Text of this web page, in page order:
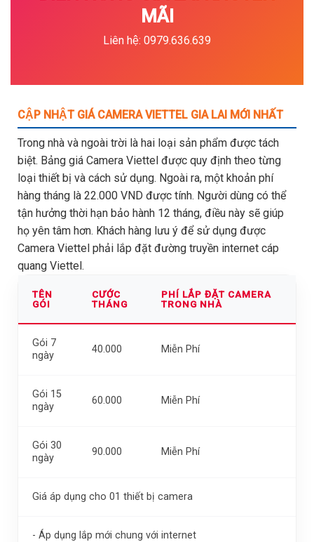
MÃI
Liên hệ: 0979.636.639
CẬP NHẬT GIÁ CAMERA VIETTEL GIA LAI MỚI NHẤT
Trong nhà và ngoài trời là hai loại sản phẩm được tách
biệt. Bảng giá Camera Viettel được quy định theo từng
loại thiết bị và cách sử dụng. Ngoài ra, một khoản phí
hàng tháng là 22.000 VND được tính. Người dùng có thể
tận hưởng thời hạn bảo hành 12 tháng, điều này sẽ giúp
họ yên tâm hơn. Khách hàng lưu ý để sử dụng được
Camera Viettel phải lắp đặt đường truyền internet cáp
quang Viettel.
TÊN
GÓI
CƯỚC
THÁNG
PHÍ LẮP ĐẶT CAMERA
TRONG NHÀ
Gói 7
ngày
40.000 Miễn Phí
Gói 15
ngày
60.000 Miễn Phí
Gói 30
ngày
90.000 Miễn Phí
Giá áp dụng cho 01 thiết bị camera
- Áp dụng lắp mới chung với internet